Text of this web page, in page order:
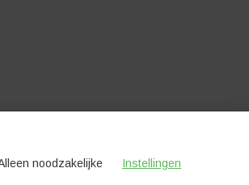
noodzakelijke Instellingen